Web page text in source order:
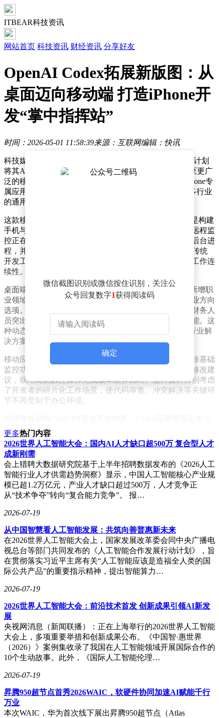
ITBEAR科技资讯
网站首页 科技资讯 财经资讯 分享好友
OpenAI Codex拓展新版图：从
桌面迈向移动端 打造iPhone开
发“掌中指挥站”
时间：2026-05-01 11:58:39来源：互联网编辑：快讯
科技媒体近日披露，OpenAI正酝酿一项重要战略调整，计划
将其AI编程工具Codex的应用场景从专业开发领域延伸至更广
泛的移动办公场景。据知情人士透露，该公司将推出iPhone专
属应用，旨在将Codex从单一代码生成工具转型为覆盖多行业
的通用生产力平台。
这款移动端应用被定位为"开发者智能中枢"，核心功能是构建
手机与桌面端的实时协作通道。开发者可通过移动设备远程监
控正在运行的自动化任务，包括代码重构、批量测试等后台进
程，并能直接接收AI生成的执行反馈。这种设计突破了传统
开发工具的空间限制，使技术团队能在移动场景下保持工作连
续性。
桌面端版本已率先展现转型迹象。最新更新的Mac应用新增职
业领域选择功能，提供工程、财务、市场营销等10个专业方向
选项。系统会根据用户选择自动优化界面布局，例如为财务人
员突出显示数据分析模块，为营销人员强化文案生成功能。这
种动态适配机制标志着Codex开始突破技术边界，向跨行业解
决方案演进。
移动应用的差异化定位体现在深度集成开发流程管理。除基础
监控功能外，用户可在通勤途中通过语音指令审批代码修改建
议，或用简易触控操作完成版本差异比对。这种设计特别考虑
了开发者的碎片化工作场景，使代码审查、冲突解决等关键环
节不再受制于办公环境。
场景下的精准控制能力。开发团队可预设自动化任务规则，
AI在执行过程中会持续比对预设参数，当检测到异常时立即
推送警报。这种主动干预机制既保证了开发效率，又维护了代
码质量标准，特别适合需要严格管控的金融、医疗等行业应
用。
微信截图识别或微信按住识别，关注公
众号回复数字1获得阅读码
确定
更多热门内容
2026世界人工智能大会：国内AI人才缺口超500万 复合型人才
成新刚需
会上猎聘大数据研究院基于上半年招聘数据发布的《2026人工
智能行业人才供需趋势洞察》显示，中国人工智能核心产业规
模已超1.2万亿元，产业人才缺口超过500万，人才竞争正
从“技术争夺”转向“复合能力竞争”。 报…
2026-07-19
从中国智慧看人工智能发展：共筑向善普惠新未来
在2026世界人工智能大会上，国家发展改革委会同中央广播电
视总台等部门共同发布的《人工智能合作发展行动计划》，旨
在贯彻落实习近平主席有关“人工智能应该是造福全人类的国
际公共产品”的重要指示精神，提出智能算力…
2026-07-19
2026世界人工智能大会：前沿技术首发 创新成果引领AI新发
展
央视网消息（新闻联播）：正在上海举行的2026世界人工智能
大会上，多项重要举措和创新成果公布。《中国智·惠世界
（2026）》案例集收录了我国在人工智能领域开展国际合作的
10个生动故事。此外，《国际人工智能伦理…
2026-07-19
昇腾950超节点首秀2026WAIC，软硬件协同加速AI赋能千行
万业
本次WAIC，华为首次线下展出昇腾950超节点（Atlas